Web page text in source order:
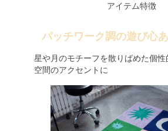
アイテム特徴
パッチワーク調の遊び心
星や月のモチーフを散りばめた個
空間のアクセントに